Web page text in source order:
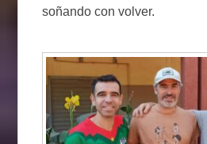
soñando con volver.